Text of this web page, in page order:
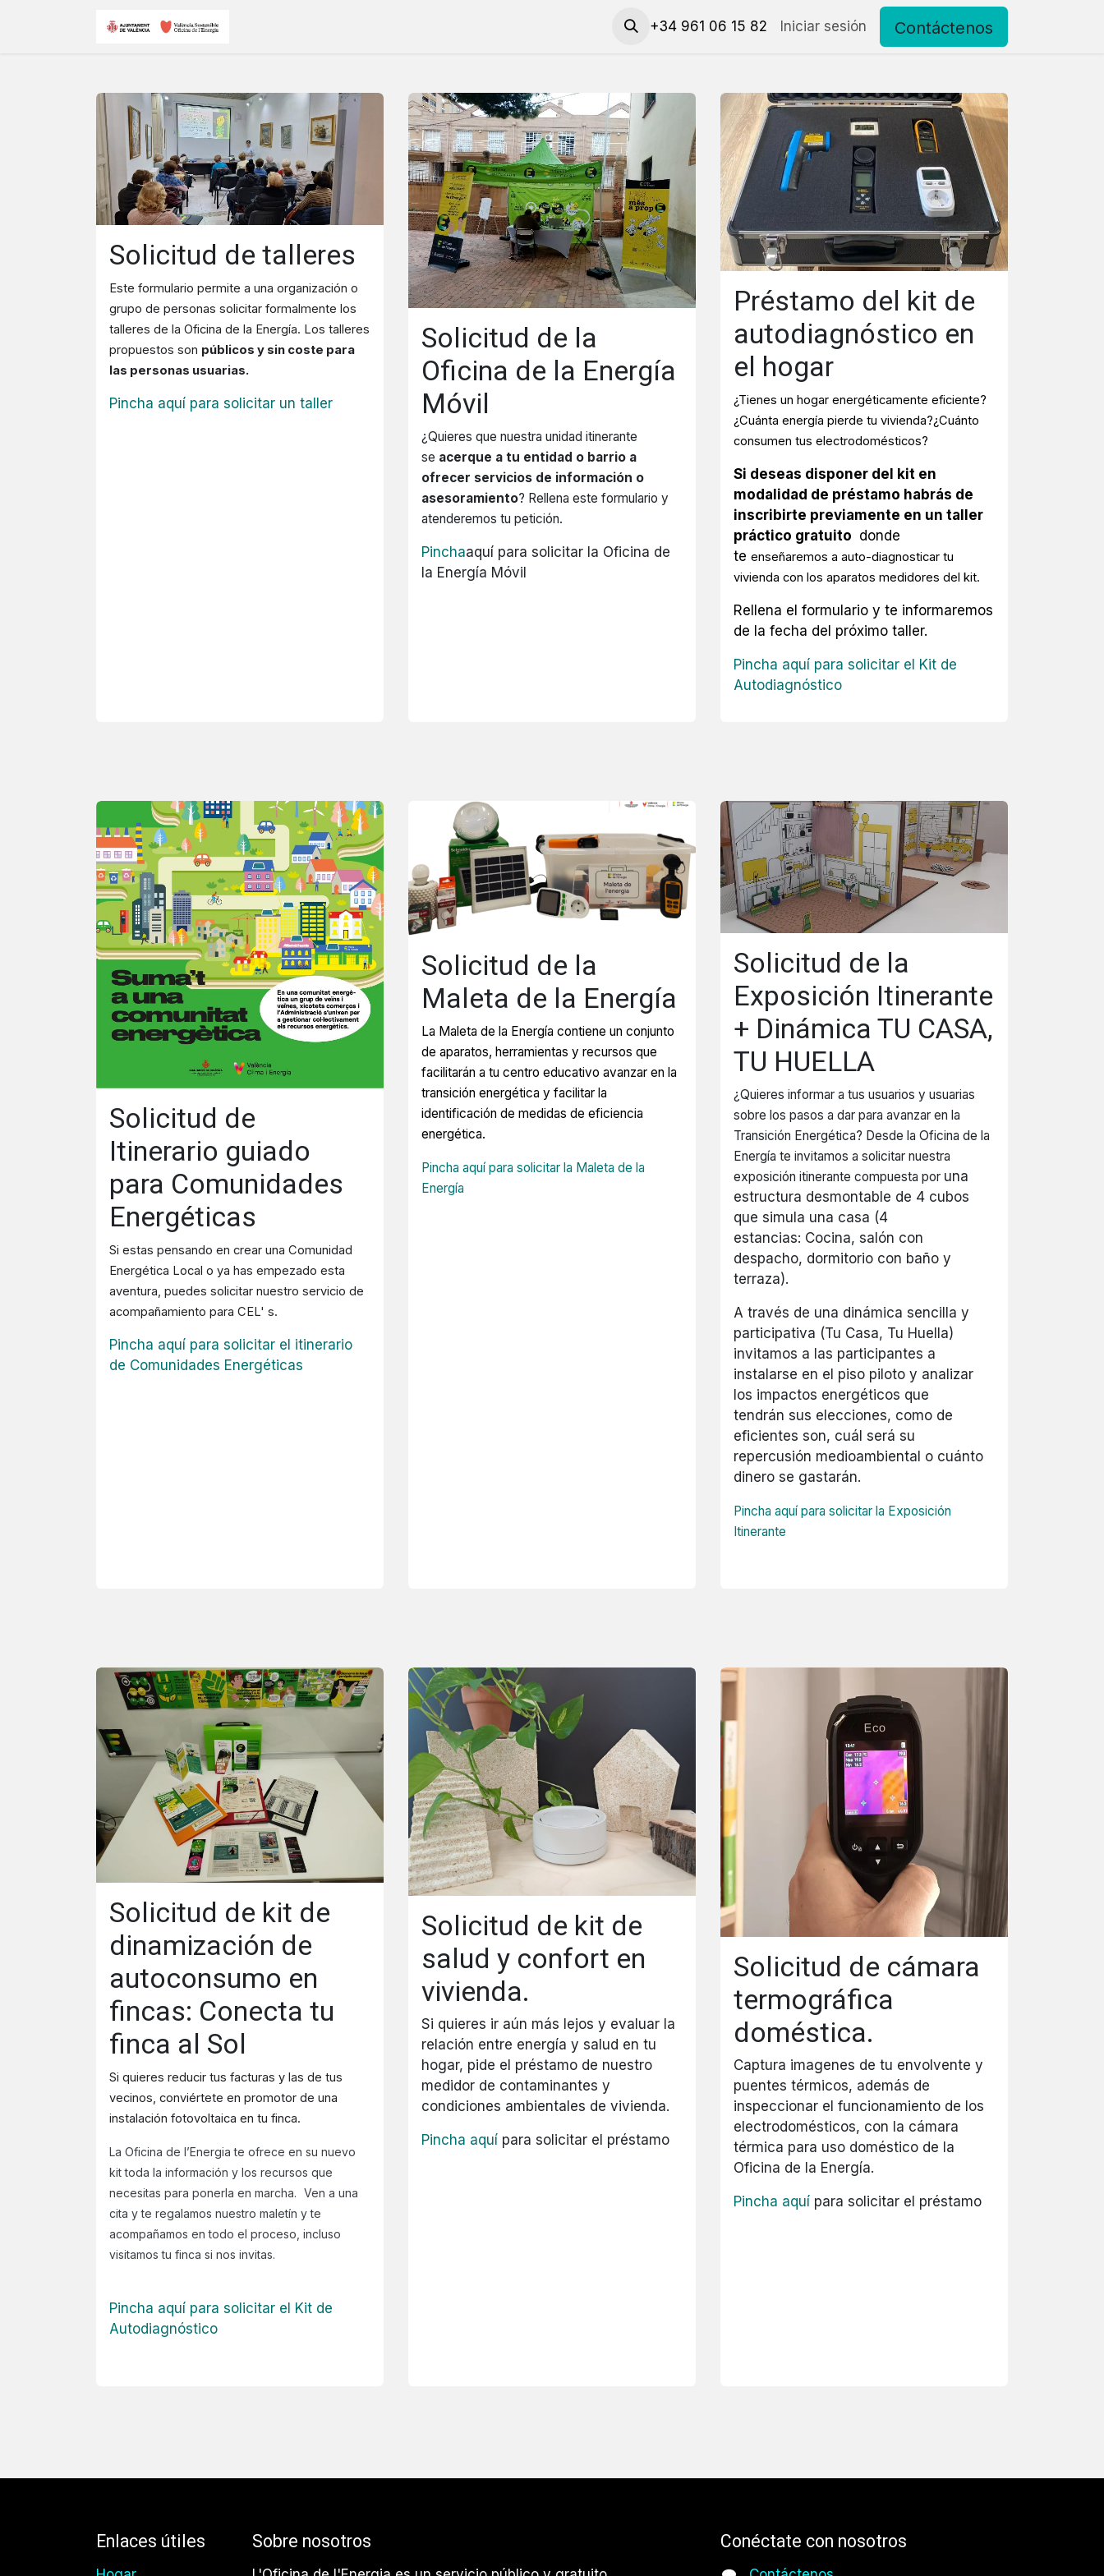
Solicita una cita Contacto
+34 961 06 15 82 Iniciar sesión Contáctenos
Solicitud de talleres
Este formulario permite a una organización o
grupo de personas solicitar formalmente los
talleres de la Oficina de la Energía. Los talleres
propuestos son públicos y sin coste para
las personas usuarias.
Pincha aquí para solicitar un taller
Solicitud de la
Oficina de la Energía
Móvil
¿Quieres que nuestra unidad itinerante
se acerque a tu entidad o barrio a
ofrecer servicios de información o
asesoramiento? Rellena este formulario y
atenderemos tu petición.
Pinchaaquí para solicitar la Oficina de
la Energía Móvil
Préstamo del kit de
autodiagnóstico en
el hogar
¿Tienes un hogar energéticamente eficiente?
¿Cuánta energía pierde tu vivienda?¿Cuánto
consumen tus electrodomésticos?
Si deseas disponer del kit en
modalidad de préstamo habrás de
inscribirte previamente en un taller
práctico gratuito donde
te enseñaremos a auto-diagnosticar tu
vivienda con los aparatos medidores del kit.
Rellena el formulario y te informaremos
de la fecha del próximo taller.
Pincha aquí para solicitar el Kit de
Autodiagnóstico
Solicitud de
Itinerario guiado
para Comunidades
Energéticas
Si estas pensando en crear una Comunidad
Energética Local o ya has empezado esta
aventura, puedes solicitar nuestro servicio de
acompañamiento para CEL' s.
Pincha aquí para solicitar el itinerario
de Comunidades Energéticas
Solicitud de la
Maleta de la Energía
La Maleta de la Energía contiene un conjunto
de aparatos, herramientas y recursos que
facilitarán a tu centro educativo avanzar en la
transición energética y facilitar la
identificación de medidas de eficiencia
energética.
Pincha aquí para solicitar la Maleta de la
Energía
Solicitud de la
Exposición Itinerante
+ Dinámica TU CASA,
TU HUELLA
¿Quieres informar a tus usuarios y usuarias
sobre los pasos a dar para avanzar en la
Transición Energética? Desde la Oficina de la
Energía te invitamos a solicitar nuestra
exposición itinerante compuesta por una
estructura desmontable de 4 cubos
que simula una casa (4
estancias: Cocina, salón con
despacho, dormitorio con baño y
terraza).
A través de una dinámica sencilla y
participativa (Tu Casa, Tu Huella)
invitamos a las participantes a
instalarse en el piso piloto y analizar
los impactos energéticos que
tendrán sus elecciones, como de
eficientes son, cuál será su
repercusión medioambiental o cuánto
dinero se gastarán.
Pincha aquí para solicitar la Exposición
Itinerante
Solicitud de kit de
dinamización de
autoconsumo en
fincas: Conecta tu
finca al Sol
Si quieres reducir tus facturas y las de tus
vecinos, conviértete en promotor de una
instalación fotovoltaica en tu finca.
La Oficina de l’Energia te ofrece en su nuevo
kit toda la información y los recursos que
necesitas para ponerla en marcha. Ven a una
cita y te regalamos nuestro maletín y te
acompañamos en todo el proceso, incluso
visitamos tu finca si nos invitas.
Pincha aquí para solicitar el Kit de
Autodiagnóstico
Solicitud de kit de
salud y confort en
vivienda.
Si quieres ir aún más lejos y evaluar la
relación entre energía y salud en tu
hogar, pide el préstamo de nuestro
medidor de contaminantes y
condiciones ambientales de vivienda.
Pincha aquí para solicitar el préstamo
Solicitud de cámara
termográfica
doméstica.
Captura imagenes de tu envolvente y
puentes térmicos, además de
inspeccionar el funcionamiento de los
electrodomésticos, con la cámara
térmica para uso doméstico de la
Oficina de la Energía.
Pincha aquí para solicitar el préstamo
Enlaces útiles Sobre nosotros Conéctate con nosotros